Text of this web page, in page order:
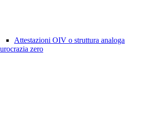
Attestazioni OIV o struttura analoga
zero